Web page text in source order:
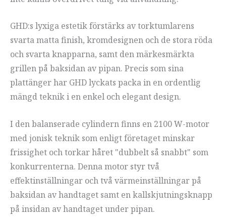
GHD:s lyxiga estetik förstärks av torktumlarens
svarta matta finish, kromdesignen och de stora röda
och svarta knapparna, samt den märkesmärkta
grillen på baksidan av pipan. Precis som sina
plattänger har GHD lyckats packa in en ordentlig
mängd teknik i en enkel och elegant design.
I den balanserade cylindern finns en 2100 W-motor
med jonisk teknik som enligt företaget minskar
frissighet och torkar håret "dubbelt så snabbt" som
konkurrenterna. Denna motor styr två
effektinställningar och två värmeinställningar på
baksidan av handtaget samt en kallskjutningsknapp
på insidan av handtaget under pipan.